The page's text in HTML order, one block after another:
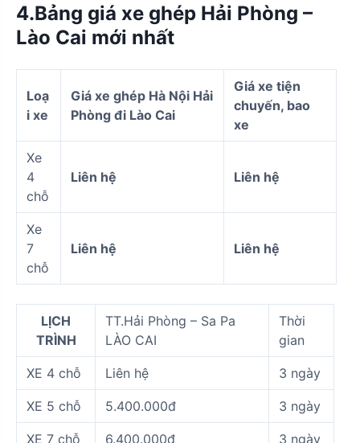
4.Bảng giá xe ghép Hải Phòng –
Lào Cai mới nhất
Loạ
i xe
Giá xe ghép Hà Nội Hải
Phòng đi Lào Cai
Giá xe tiện
chuyến, bao
xe
Xe
4
chỗ
Liên hệ Liên hệ
Xe
7
chỗ
Liên hệ Liên hệ
LỊCH
TRÌNH
TT.Hải Phòng – Sa Pa
LÀO CAI
Thời
gian
XE 4 chỗ Liên hệ 3 ngày
XE 5 chỗ 5.400.000đ 3 ngày
XE 7 chỗ 6.400.000đ 3 ngày